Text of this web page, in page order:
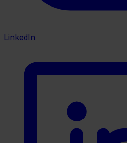
LinkedIn